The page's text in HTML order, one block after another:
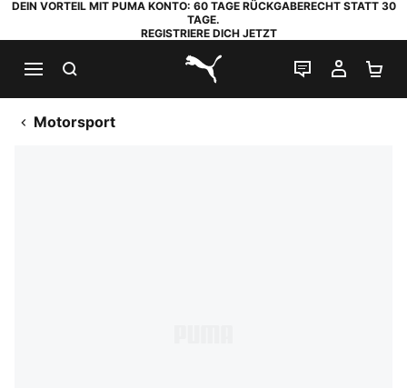
DEIN VORTEIL MIT PUMA KONTO: 60 TAGE RÜCKGABERECHT STATT 30
TAGE.
REGISTRIERE DICH JETZT
PUMA.com
LIVE-CHAT
MEIN
Motorsport